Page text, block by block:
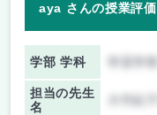
aya さんの授業評価
学部 学科
担当の先生
名